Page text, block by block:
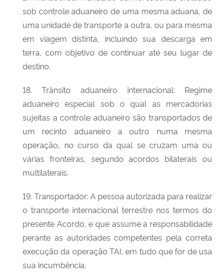
sob controle aduaneiro de uma mesma aduana, de
uma unidade de transporte a outra, ou para mesma
em viagem distinta, incluindo sua descarga em
terra, com objetivo de continuar até seu lugar de
destino.
18. Trânsito aduaneiro internacional: Regime
aduaneiro especial sob o qual as mercadorias
sujeitas a controle aduaneiro são transportados de
um recinto aduaneiro a outro numa mesma
operação, no curso da qual se cruzam uma ou
várias fronteiras, segundo acordos bilaterais ou
multilaterais.
19. Transportador: A pessoa autorizada para realizar
o transporte internacional terrestre nos termos do
presente Acordo, e que assume a responsabilidade
perante as autoridades competentes pela correta
execução da operação TAI, em tudo que for de usa
sua incumbência.